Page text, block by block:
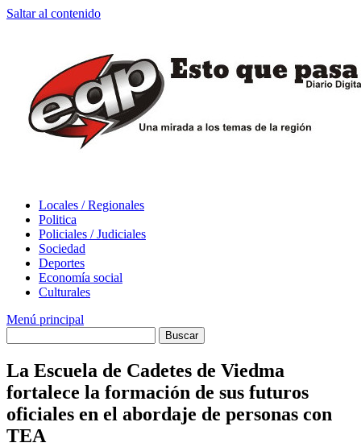
Saltar al contenido
Locales / Regionales
Politica
Policiales / Judiciales
Sociedad
Deportes
Economía social
Culturales
Menú principal
La Escuela de Cadetes de Viedma
fortalece la formación de sus futuros
oficiales en el abordaje de personas con
TEA